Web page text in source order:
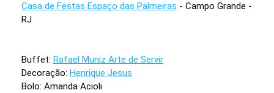
Casa de Festas Espaço das Palmeiras - Campo Grande -
RJ
Buffet: Rafael Muniz Arte de Servir
Decoração: Henrique Jesus
Bolo: Amanda Acioli